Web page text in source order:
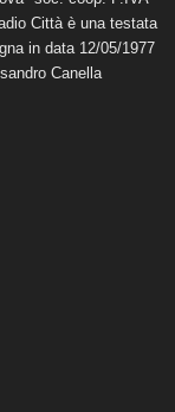
Città è una testata
in data 12/05/1977
Canella